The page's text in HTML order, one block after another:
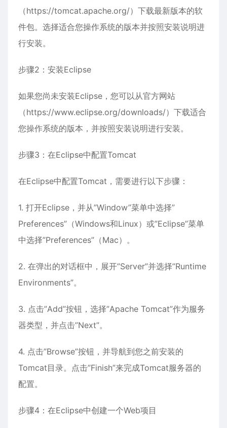
（https://tomcat.apache.org/）下载最新版本的软
件包。选择适合您操作系统的版本并按照安装说明进
行安装。
步骤2：安装Eclipse
如果您尚未安装Eclipse，您可以从官方网站
（https://www.eclipse.org/downloads/）下载适合
您操作系统的版本，并按照安装说明进行安装。
步骤3：在Eclipse中配置Tomcat
在Eclipse中配置Tomcat，需要进行以下步骤：
1. 打开Eclipse，并从”Window”菜单中选择”
Preferences”（Windows和Linux）或”Eclipse”菜单
中选择”Preferences”（Mac）。
2. 在弹出的对话框中，展开”Server”并选择”Runtime
Environments”。
3. 点击”Add”按钮，选择”Apache Tomcat”作为服务
器类型，并点击”Next”。
4. 点击”Browse”按钮，并导航到您之前安装的
Tomcat目录。点击”Finish”来完成Tomcat服务器的
配置。
步骤4：在Eclipse中创建一个Web项目